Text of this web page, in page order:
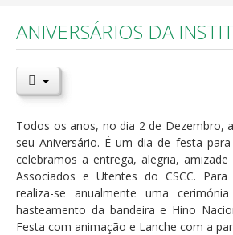
ANIVERSÁRIOS DA
Todos os anos, no dia 2 de Dezembro,
seu Aniversário. É um dia de festa
celebramos a entrega, alegria,
Associados e Utentes do CSCC.
realiza-se anualmente uma
hasteamento da bandeira e Hino
Festa com animação e Lanche com a